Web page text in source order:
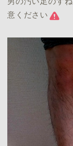
意ください